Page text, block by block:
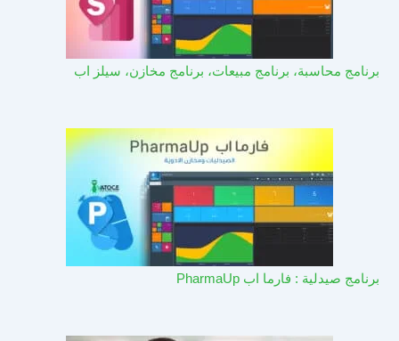
برنامج محاسبة، برنامج مبيعات، برنامج مخازن، سيلز اب
برنامج صيدلية : فارما اب PharmaUp​